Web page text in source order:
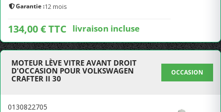
Garantie :12 mois
134,00 € TTC livraison incluse
MOTEUR LÈVE VITRE AVANT DROIT
D'OCCASION POUR VOLKSWAGEN
CRAFTER II 30
OCCASION
0130822705